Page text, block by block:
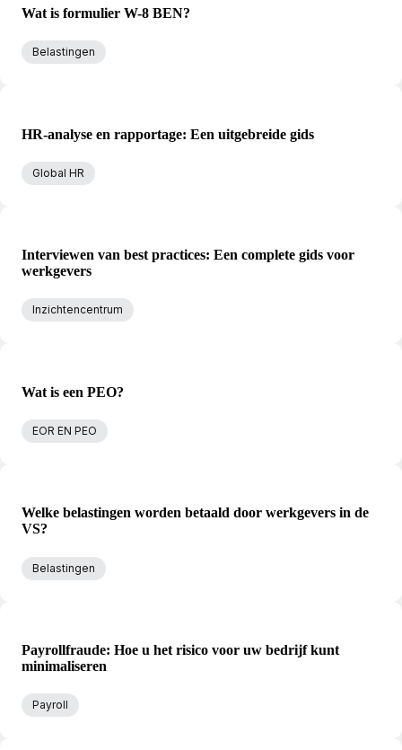
Wat is formulier W-8 BEN?
Belastingen
HR-analyse en rapportage: Een uitgebreide gids
Global HR
Interviewen van best practices: Een complete gids voor
werkgevers
Inzichtencentrum
Wat is een PEO?
EOR EN PEO
Welke belastingen worden betaald door werkgevers in de
VS?
Belastingen
Payrollfraude: Hoe u het risico voor uw bedrijf kunt
minimaliseren
Payroll